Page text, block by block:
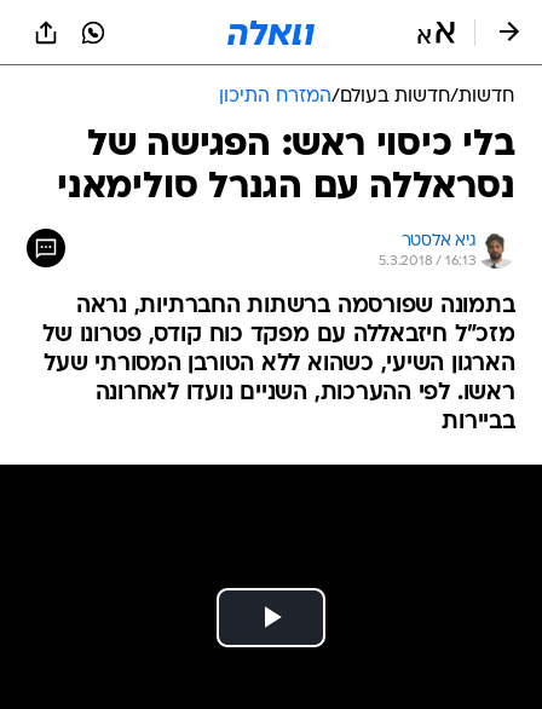
חדשות/חדשות בעולם/המזרח התיכון
בלי כיסוי ראש: הפגישה של
נסראללה עם הגנרל סולימאני
גיא אלסטר
5.3.2018 / 16:13
בתמונה שפורסמה ברשתות החברתיות, נראה
מזכ"ל חיזבאללה עם מפקד כוח קודס, פטרונו של
הארגון השיעי, כשהוא ללא הטורבן המסורתי שעל
ראשו. לפי ההערכות, השניים נועדו לאחרונה
בביירות